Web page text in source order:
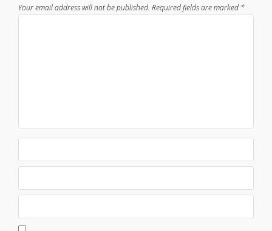
Your email address will not be published. Required fields are marked *